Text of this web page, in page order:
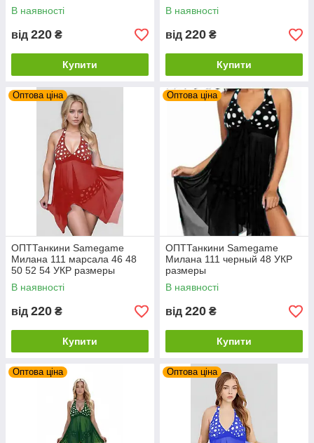
В наявності
від 220 ₴
Купити
В наявності
від 220 ₴
Купити
Оптова ціна
ОПТТанкини Samegame
Милана 111 марсала 46 48
50 52 54 УКР размеры
В наявності
від 220 ₴
Купити
Оптова ціна
ОПТТанкини Samegame
Милана 111 черный 48 УКР
размеры
В наявності
від 220 ₴
Купити
Оптова ціна Оптова ціна